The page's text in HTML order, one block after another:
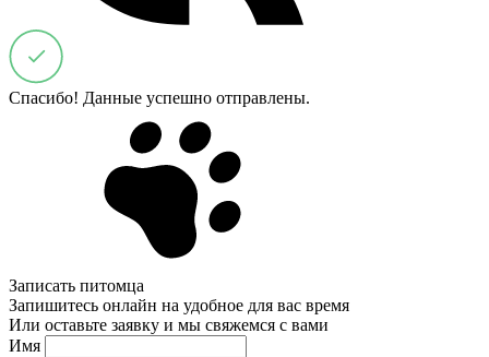
Спасибо! Данные успешно отправлены.
Записать питомца
Запишитесь онлайн на удобное для вас время
Или оставьте заявку и мы свяжемся с вами
Имя